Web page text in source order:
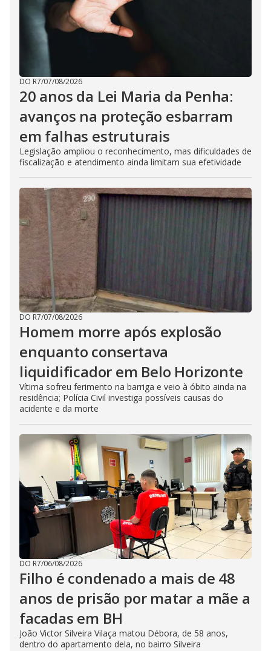
DO R7/07/08/2026
20 anos da Lei Maria da Penha:
avanços na proteção esbarram
em falhas estruturais
Legislação ampliou o reconhecimento, mas dificuldades de
fiscalização e atendimento ainda limitam sua efetividade
DO R7/07/08/2026
Homem morre após explosão
enquanto consertava
liquidificador em Belo Horizonte
Vítima sofreu ferimento na barriga e veio à óbito ainda na
residência; Polícia Civil investiga possíveis causas do
acidente e da morte
DO R7/06/08/2026
Filho é condenado a mais de 48
anos de prisão por matar a mãe a
facadas em BH
João Victor Silveira Vilaça matou Débora, de 58 anos,
dentro do apartamento dela, no bairro Silveira